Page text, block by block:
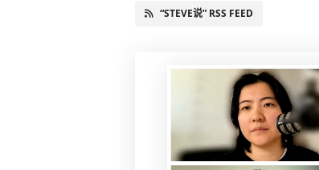
“STEVE说” RSS FEED